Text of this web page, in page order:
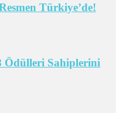
Türkiye’de!
Ödülleri Sahiplerini